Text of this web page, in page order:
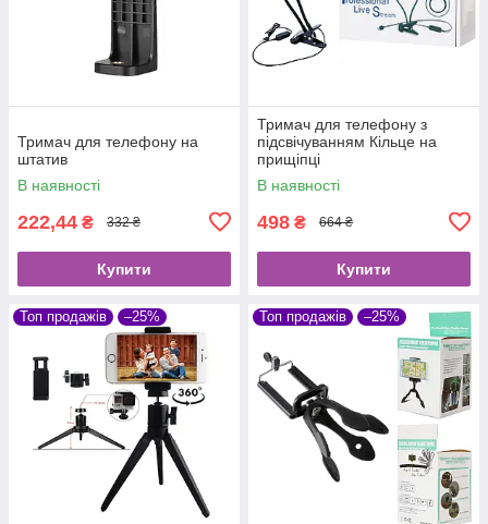
Тримач для телефону на
штатив
В наявності
222,44 ₴ 332 ₴
Купити
Тримач для телефону з
підсвічуванням Кільце на
прищіпці
В наявності
498 ₴ 664 ₴
Купити
Топ продажів –25% Топ продажів –25%